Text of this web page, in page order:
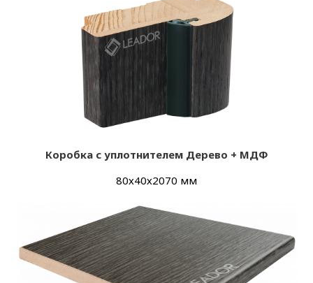
Коробка с уплотнителем Дерево + МДФ
80х40х2070 мм